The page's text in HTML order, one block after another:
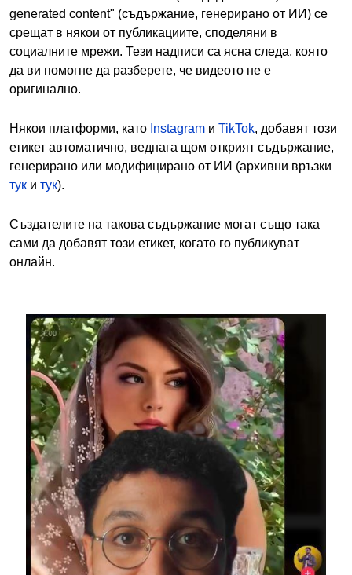
generated content" (съдържание, генерирано от ИИ) се
срещат в някои от публикациите, споделяни в
социалните мрежи. Тези надписи са ясна следа, която
да ви помогне да разберете, че видеото не е
оригинално.
Някои платформи, като Instagram и TikTok, добавят този
етикет автоматично, веднага щом открият съдържание,
генерирано или модифицирано от ИИ (архивни връзки
тук и тук).
Създателите на такова съдържание могат също така
сами да добавят този етикет, когато го публикуват
онлайн.
Image